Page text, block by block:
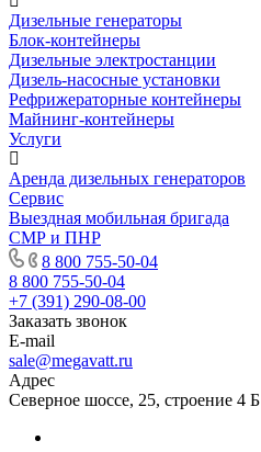
Дизельные генераторы
Блок-контейнеры
Дизельные электростанции
Дизель-насосные установки
Рефрижераторные контейнеры
Майнинг-контейнеры
Услуги
Аренда дизельных генераторов
Сервис
Выездная мобильная бригада
СМР и ПНР
8 800 755-50-04
8 800 755-50-04
+7 (391) 290-08-00
Заказать звонок
E-mail
sale@megavatt.ru
Адрес
Северное шоссе, 25, строение 4 Б